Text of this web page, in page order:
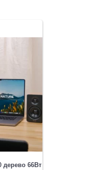
дерево 66Вт